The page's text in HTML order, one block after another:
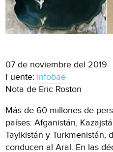
07 de noviembre del 2019
Fuente: Infobae
Nota de Eric Roston
Más de 60 millones de
países: Afganistán,
Tayikistán y Turkmenistán,
conducen al Aral. En las